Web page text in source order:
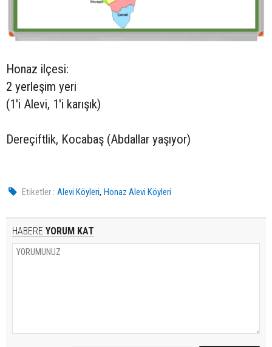
Honaz ilçesi:
2 yerleşim yeri
(1'i Alevi, 1'i karışık)
Dereçiftlik, Kocabaş (Abdallar yaşıyor)
Etiketler : Alevi Köyleri,Honaz Alevi Köyleri
HABERE YORUM KAT